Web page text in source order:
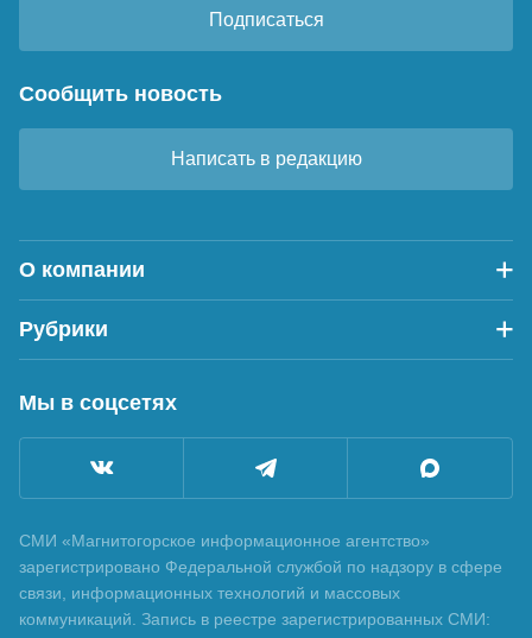
Подписаться
Сообщить новость
Написать в редакцию
О компании
Рубрики
Мы в соцсетях
СМИ «Магнитогорское информационное агентство»
зарегистрировано Федеральной службой по надзору в сфере
связи, информационных технологий и массовых
коммуникаций. Запись в реестре зарегистрированных СМИ: